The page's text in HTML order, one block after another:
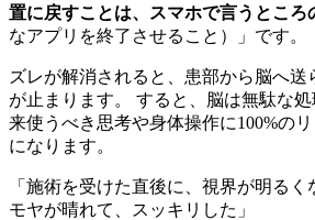
置に戻すことは、スマホで言うところ
なアプリを終了させること）」です。
ズレが解消されると、患部から脳へ
が止まります。 すると、脳は無駄な
来使うべき思考や身体操作に100%の
になります。
「施術を受けた直後に、視界が明る
モヤが晴れて、スッキリした」